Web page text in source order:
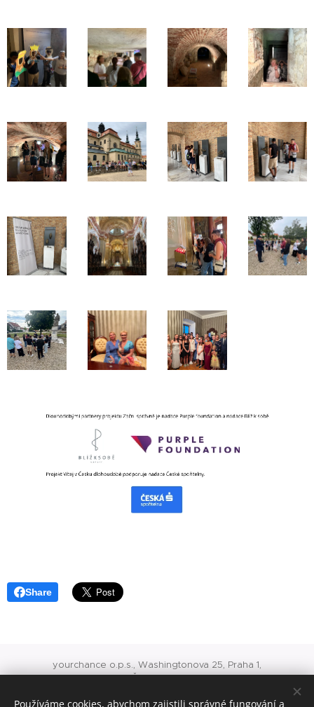
Share
yourchance o.p.s., Washingtonova 25, Praha 1,
IČ: 24717975
office@yourchance.cz
Používáme cookies, abychom zajistili správné fungování a